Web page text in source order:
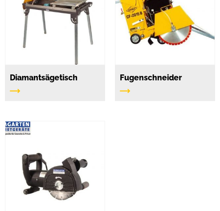
Diamantsägetisch Fugenschneider